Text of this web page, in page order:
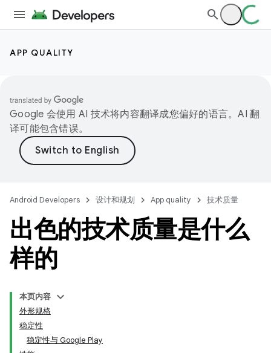
APP QUALITY
Google 会使用 AI 技术将内容翻译成您偏好的语言。AI 翻
译可能包含错误。
Android Developers 设计和规划 App quality 技术质量
出色的技术质量是什么
样的
本页内容
外形规格
稳定性
稳定性与 Google Play